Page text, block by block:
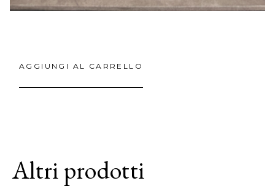
AGGIUNGI AL CARRELLO
Altri prodotti